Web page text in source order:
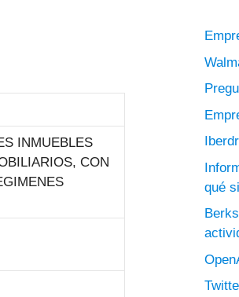
INMUEBLES
CON
qué